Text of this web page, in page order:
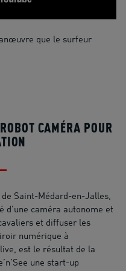
que le surfeur
CAMÉRA POUR
de Saint-Médard-en-Jalles,
d’une caméra autonome et
et diffuser les
numérique à
est le résultat de la
une start-up